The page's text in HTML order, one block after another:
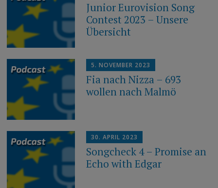
Junior Eurovision Song
Contest 2023 – Unsere
Übersicht
5. NOVEMBER 2023
Fia nach Nizza – 693
wollen nach Malmö
30. APRIL 2023
Songcheck 4 – Promise an
Echo with Edgar